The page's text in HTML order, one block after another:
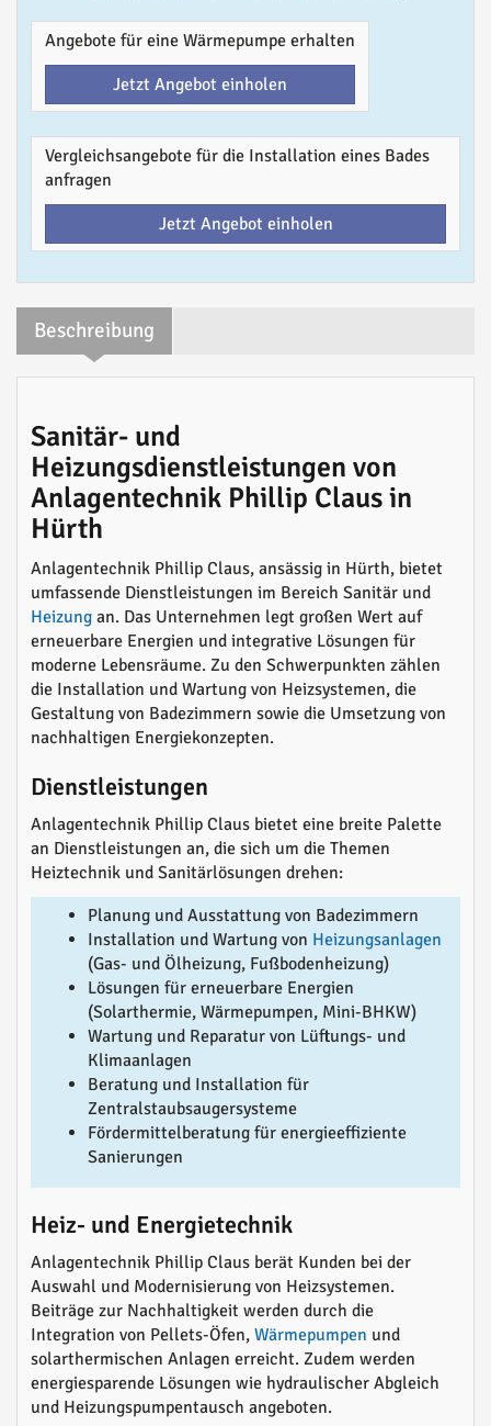
Angebote für eine Wärmepumpe erhalten
Jetzt Angebot einholen
Vergleichsangebote für die Installation eines Bades
anfragen
Jetzt Angebot einholen
Beschreibung
Sanitär- und
Heizungsdienstleistungen von
Anlagentechnik Phillip Claus in
Hürth
Anlagentechnik Phillip Claus, ansässig in Hürth, bietet
umfassende Dienstleistungen im Bereich Sanitär und
Heizung an. Das Unternehmen legt großen Wert auf
erneuerbare Energien und integrative Lösungen für
moderne Lebensräume. Zu den Schwerpunkten zählen
die Installation und Wartung von Heizsystemen, die
Gestaltung von Badezimmern sowie die Umsetzung von
nachhaltigen Energiekonzepten.
Dienstleistungen
Anlagentechnik Phillip Claus bietet eine breite Palette
an Dienstleistungen an, die sich um die Themen
Heiztechnik und Sanitärlösungen drehen:
Planung und Ausstattung von Badezimmern
Installation und Wartung von Heizungsanlagen
(Gas- und Ölheizung, Fußbodenheizung)
Lösungen für erneuerbare Energien
(Solarthermie, Wärmepumpen, Mini-BHKW)
Wartung und Reparatur von Lüftungs- und
Klimaanlagen
Beratung und Installation für
Zentralstaubsaugersysteme
Fördermittelberatung für energieeffiziente
Sanierungen
Heiz- und Energietechnik
Anlagentechnik Phillip Claus berät Kunden bei der
Auswahl und Modernisierung von Heizsystemen.
Beiträge zur Nachhaltigkeit werden durch die
Integration von Pellets-Öfen, Wärmepumpen und
solarthermischen Anlagen erreicht. Zudem werden
energiesparende Lösungen wie hydraulischer Abgleich
und Heizungspumpentausch angeboten.